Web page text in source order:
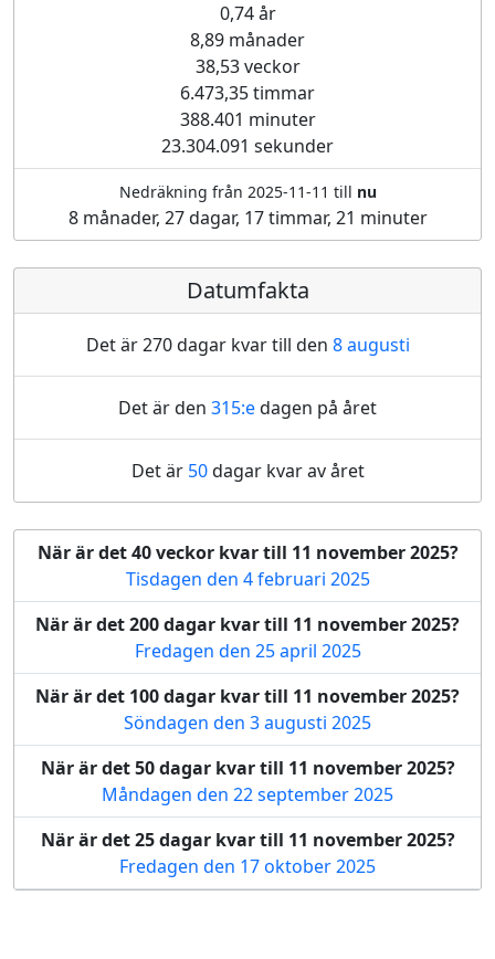
0,74 år
8,89 månader
38,53 veckor
6.473,35 timmar
388.401 minuter
23.304.091 sekunder
Nedräkning från 2025-11-11 till nu
8 månader, 27 dagar, 17 timmar, 21 minuter
Datumfakta
Det är 270 dagar kvar till den 8 augusti
Det är den 315:edagen på året
Det är 50dagar kvar av året
När är det 40 veckor kvar till 11 november 2025?
Tisdagen den 4 februari 2025
När är det 200 dagar kvar till 11 november 2025?
Fredagen den 25 april 2025
När är det 100 dagar kvar till 11 november 2025?
Söndagen den 3 augusti 2025
När är det 50 dagar kvar till 11 november 2025?
Måndagen den 22 september 2025
När är det 25 dagar kvar till 11 november 2025?
Fredagen den 17 oktober 2025